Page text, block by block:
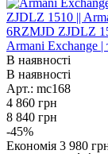
Armani Exchange |
В наявності
В наявності
Арт.: mc168
4 860 грн
8 840 грн
-45%
Економія 3 980